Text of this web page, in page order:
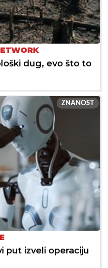
dug, evo što to
ZNANOST
put izveli operaciju